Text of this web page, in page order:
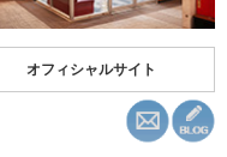
オフィシャルサイト